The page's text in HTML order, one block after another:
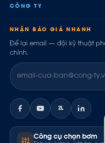
CÔNG TY
NHẬN BÁO GIÁ NHANH
Để lại email — đội kỹ thuật
chính.
ZL
Công cụ chọn bơm